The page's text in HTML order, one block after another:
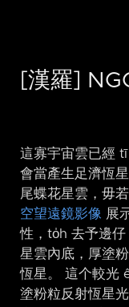
[漢羅]
這寡宇宙雲已經
會當產生足濟恆
尾蝶花星雲，毋
空望遠鏡影像 展
性，to̍h 去予邊
星雲內底，厚塗
恆星。 這个較光
塗粉粒反射恆星